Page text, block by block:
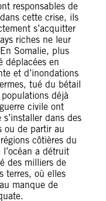
responsables de
cette crise, ils
s’acquitter
riches ne leur
Somalie, plus
déplacées en
et d’inondations
tué du bétail
déjà
civile ont
dans des
ou de partir au
côtières du
a détruit
des milliers de
terres, où elles
manque de